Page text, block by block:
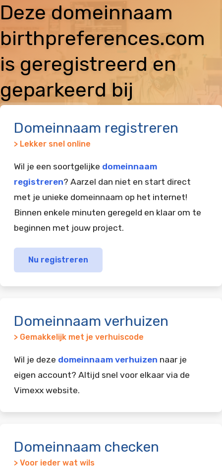
Deze domeinnaam
birthpreferences.com
is geregistreerd en
geparkeerd bij
Domeinnaam registreren
> Lekker snel online
Wil je een soortgelijke domeinnaam
registreren? Aarzel dan niet en start direct
met je unieke domeinnaam op het internet!
Binnen enkele minuten geregeld en klaar om te
beginnen met jouw project.
Nu registreren
Domeinnaam verhuizen
> Gemakkelijk met je verhuiscode
Wil je deze domeinnaam verhuizen naar je
eigen account? Altijd snel voor elkaar via de
Vimexx website.
Domeinnaam checken
> Voor ieder wat wils